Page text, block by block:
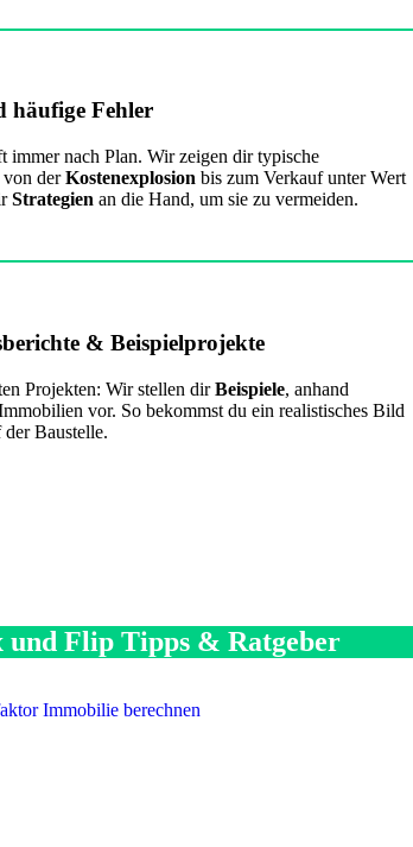
häufige Fehler
immer nach Plan. Wir zeigen dir typische
von derKostenexplosion bis zum Verkauf unter Wert
Strategien an die Hand, um sie zu vermeiden.
& Beispielprojekte
Projekten: Wir stellen dirBeispiele, anhand
vor. So bekommst du ein realistisches Bild
Baustelle.
und Flip Tipps & Ratgeber